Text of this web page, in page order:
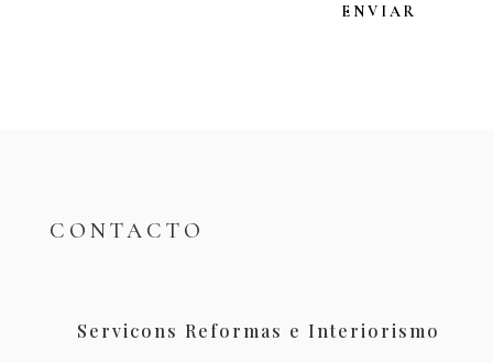
ENVIAR
CONTACTO
Servicons Reformas e Interiorismo